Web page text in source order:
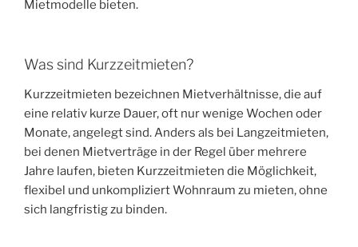
Mietmodelle bieten.
Was sind Kurzzeitmieten?
Kurzzeitmieten bezeichnen Mietverhältnisse, die auf
eine relativ kurze Dauer, oft nur wenige Wochen oder
Monate, angelegt sind. Anders als bei Langzeitmieten,
bei denen Mietverträge in der Regel über mehrere
Jahre laufen, bieten Kurzzeitmieten die Möglichkeit,
flexibel und unkompliziert Wohnraum zu mieten, ohne
sich langfristig zu binden.